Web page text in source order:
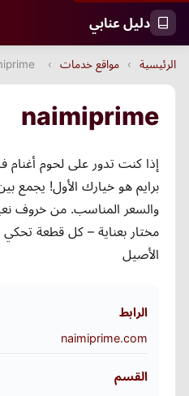
دليل عنابي
الرئيسية › مواقع خدمات ›
naimiprime
إذا كنت تدور على لحوم أغنام
برايم هو خيارك الأول! يجمع
والسعر المناسب. من خروف
مختار بعناية – كل قطعة
الأصيل
الرابط
naimiprime.com
القسم